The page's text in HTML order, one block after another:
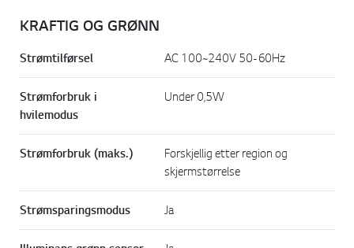
KRAFTIG OG GRØNN
Strømtilførsel AC 100~240V 50-60Hz
Strømforbruk i
hvilemodus
Under 0,5W
Strømforbruk (maks.)
Forskjellig etter region og
skjermstørrelse
Strømsparingsmodus Ja